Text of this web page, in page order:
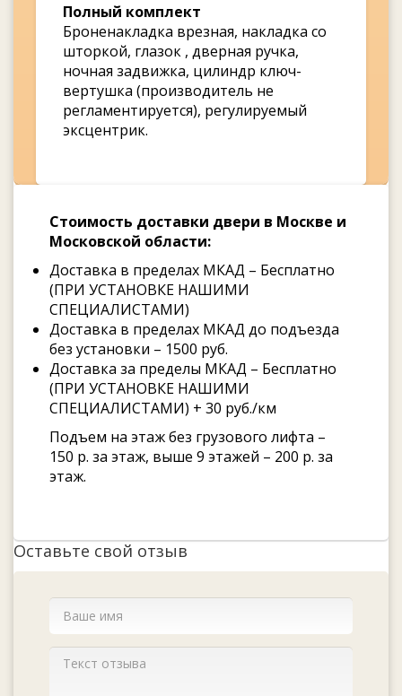
Полный комплект
Броненакладка врезная, накладка со
шторкой, глазок , дверная ручка,
ночная задвижка, цилиндр ключ-
вертушка (производитель не
регламентируется), регулируемый
эксцентрик.
Стоимость доставки двери в Москве и
Московской области:
Доставка в пределах МКАД – Бесплатно
(ПРИ УСТАНОВКЕ НАШИМИ
СПЕЦИАЛИСТАМИ)
Доставка в пределах МКАД до подъезда
без установки – 1500 руб.
Доставка за пределы МКАД – Бесплатно
(ПРИ УСТАНОВКЕ НАШИМИ
СПЕЦИАЛИСТАМИ) + 30 руб./км
Подъем на этаж без грузового лифта –
150 р. за этаж, выше 9 этажей – 200 р. за
этаж.
Оставьте свой отзыв